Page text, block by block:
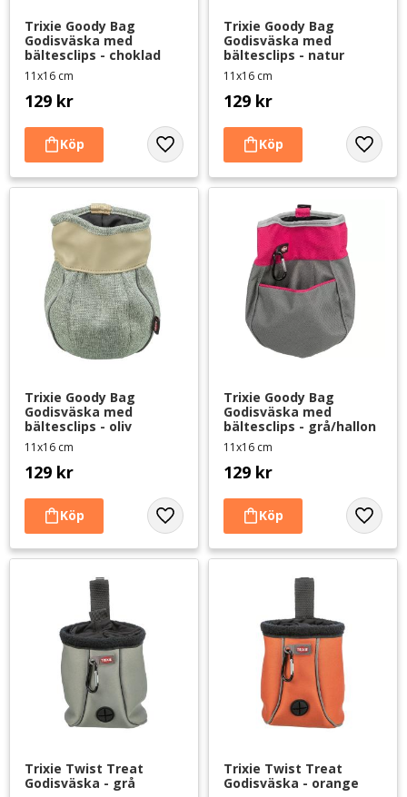
Trixie Goody Bag
Godisväska med
bältesclips - choklad
11x16 cm
129 kr
Lägg till i favoriter
Trixie Goody Bag
Godisväska med
bältesclips - natur
11x16 cm
129 kr
Lägg
Trixie Goody Bag
Godisväska med
bältesclips - oliv
11x16 cm
129 kr
Lägg till i favoriter
Trixie Goody Bag
Godisväska med
bältesclips - grå/hallon
11x16 cm
129 kr
Lägg
Trixie Twist Treat
Godisväska - grå
Trixie Twist Treat
Godisväska - orange